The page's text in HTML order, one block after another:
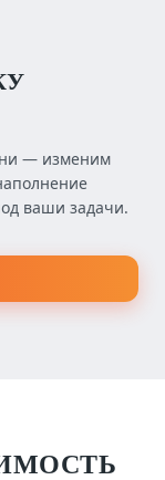
— изменим
ваши задачи.